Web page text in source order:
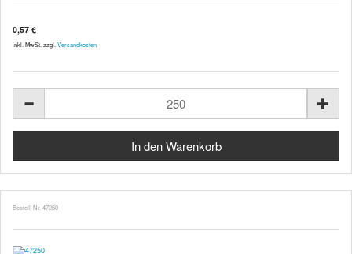
0,57 €
inkl. MwSt. zzgl. Versandkosten
Bestell-Nr. 47250